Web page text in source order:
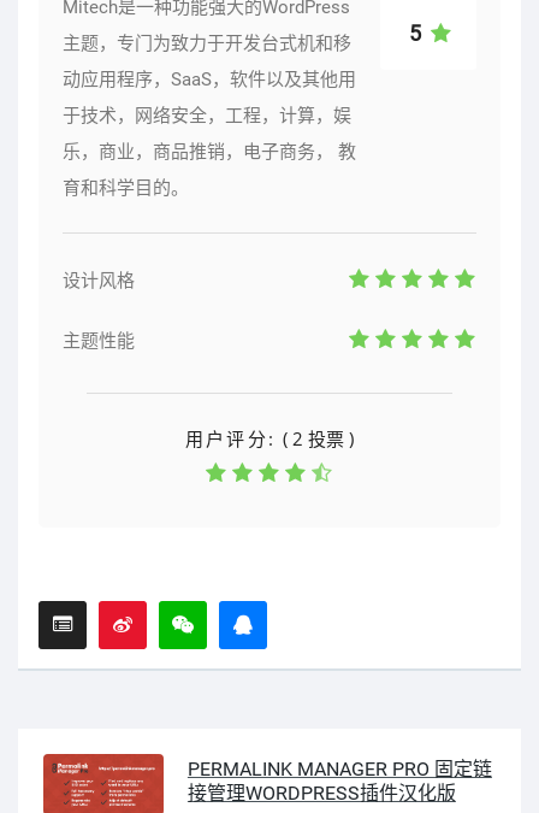
Mitech是一种功能强大的WordPress
主题，专门为致力于开发台式机和移
动应用程序，SaaS，软件以及其他用
于技术，网络安全，工程，计算，娱
乐，商业，商品推销，电子商务， 教
育和科学目的。
5
设计风格
主题性能
用户评分:( 2 投票 )
PERMALINK MANAGER PRO 固定链
接管理WORDPRESS插件汉化版